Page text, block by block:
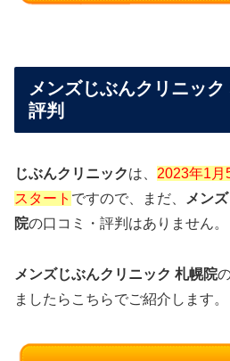
メンズじぶんクリニック
評判
じぶんクリニックは、 2023年1月
スタート ですので、まだ、
メン
院の口コミ・評判はありません。
メンズじぶんクリニック 札幌院
ましたらこちらでご紹介します。